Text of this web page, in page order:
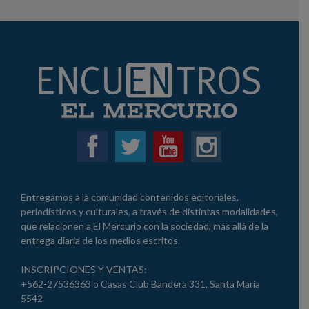
Entregamos a la comunidad contenidos editoriales,
periodísticos y culturales, a través de distintas modalidades,
que relacionen a El Mercurio con la sociedad, más allá de la
entrega diaria de los medios escritos.
INSCRIPCIONES Y VENTAS:
+562-27536363 o Casas Club Bandera 331, Santa María
5542